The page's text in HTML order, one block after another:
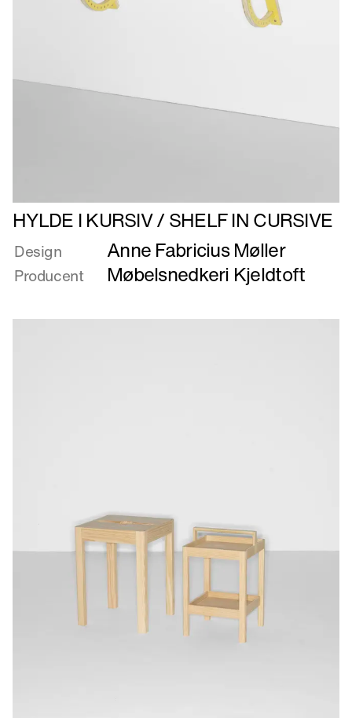
Læs
mere
om
HYLDE
/
HYLDE I KURSIV / SHELF IN CURSIVE
Design Anne Fabricius Møller
Producent Møbelsnedkeri Kjeldtoft